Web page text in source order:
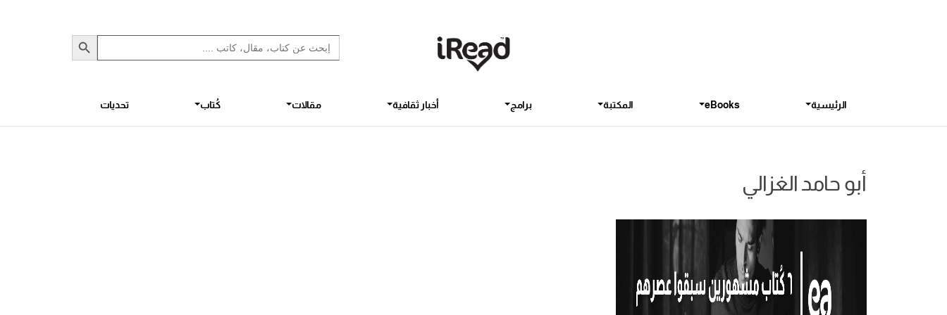
Search
for:
Search Button
الرئيسية eBooks المكتبة برامج أخبار ثقافية مقالات كُتاب تحديات
أبو حامد الغزالي